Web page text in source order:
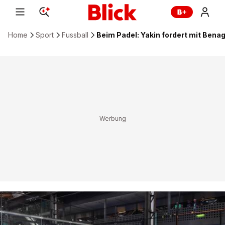
Home Sport Fussball Beim Padel: Yakin fordert mit